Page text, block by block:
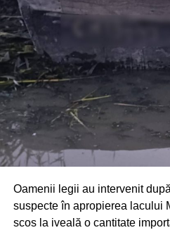
Oamenii legii au intervenit
suspecte în apropierea lacului
scos la iveală o cantitate